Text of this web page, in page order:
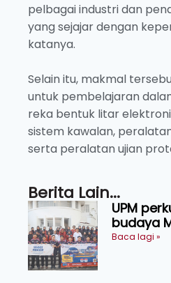
pelbagai industri dan
yang sejajar dengan
katanya.
Selain itu, makmal
untuk pembelajaran
reka bentuk litar
sistem kawalan,
serta peralatan ujian
Berita Lain...
UPM
budaya
Baca lagi »